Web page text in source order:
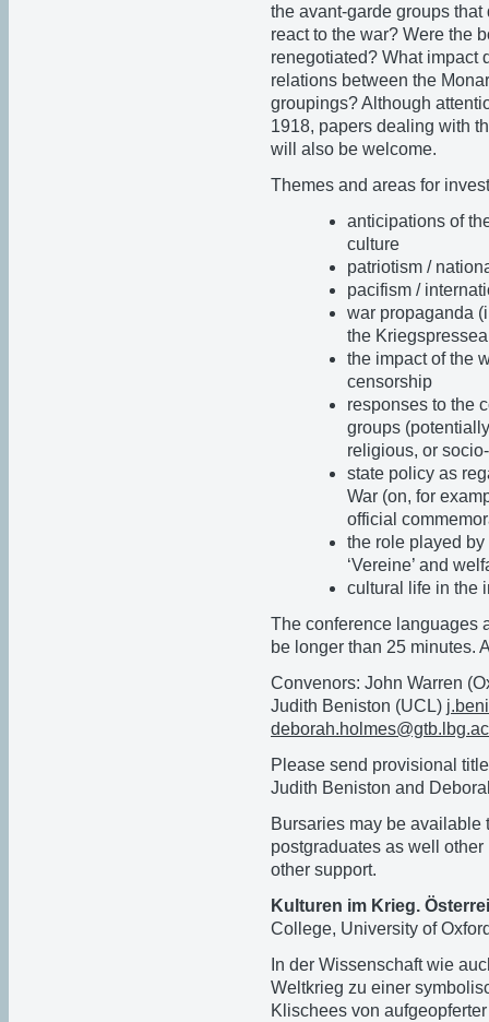
the avant-garde groups
react to the war? Were the
renegotiated? What impact
relations between the
groupings? Although
1918, papers dealing with
will also be welcome.
Themes and areas for
anticipations of
culture
patriotism /
pacifism /
war propaganda
the
the impact of the
censorship
responses to the
groups
religious, or
state policy as
War (on, for
official
the role played
‘Vereine’ and
cultural life in the
The conference languages
be longer than 25 minutes.
Convenors: John Warren
Judith Beniston (UCL)
Please send provisional
Judith Beniston and
Bursaries may be available
postgraduates as well
other support.
Kulturen im Krieg.
College, University of
In der Wissenschaft wie
Weltkrieg zu einer
Klischees von